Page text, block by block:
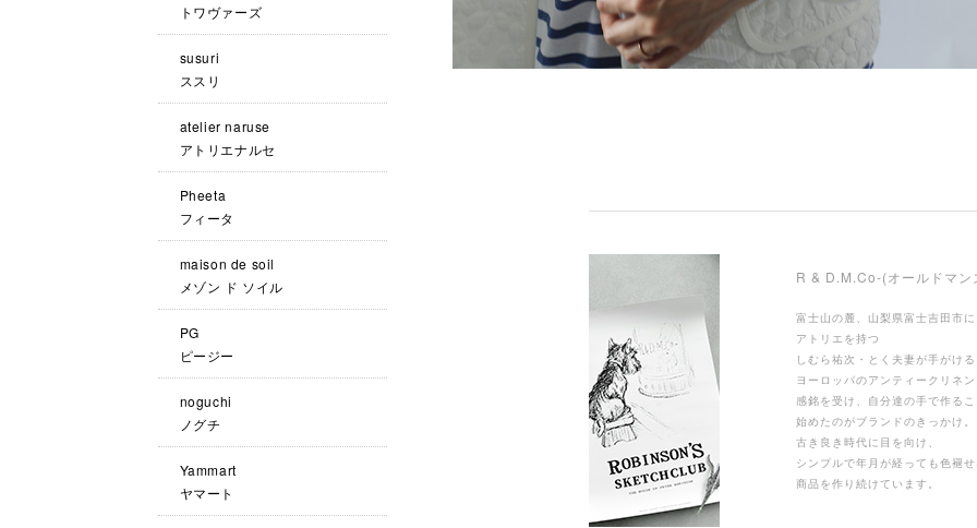
トワヴァーズ
susuri
ススリ
atelier naruse
アトリエナルセ
Pheeta
フィータ
maison de soil
メゾン ド ソイル
PG
ピージー
noguchi
ノグチ
Yammart
ヤマート
R & D.M.Co-(オールドマン
富士山の麓、山梨県富士吉田市に
アトリエを持つ
しむら祐次・とく夫妻が手がけ
ヨーロッパのアンティークリネ
感銘を受け、自分達の手で作る
始めたのがブランドのきっかけ。
古き良き時代に目を向け、
シンプルで年月が経っても色褪
商品を作り続けています。